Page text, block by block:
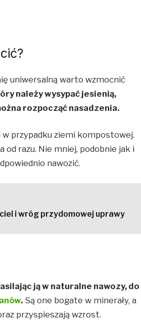
uniwersalną warto wzmocnić
należy wysypać jesienią,
rozpocząć nasadzenia.
przypadku ziemi kompostowej.
razu. Nie mniej, podobnie jak i
nawozić.
i wróg przydomowej uprawy
ją w naturalne nawozy, do
. Są one bogate w minerały, a
przyspieszają wzrost.